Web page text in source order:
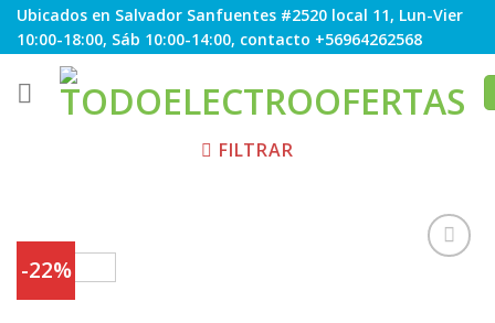
Skip
to
content
Ubicados en Salvador Sanfuentes #2520 local 11, Lun-Vier
10:00-18:00, Sáb 10:00-14:00, contacto +56964262568
FILTRAR
-22%